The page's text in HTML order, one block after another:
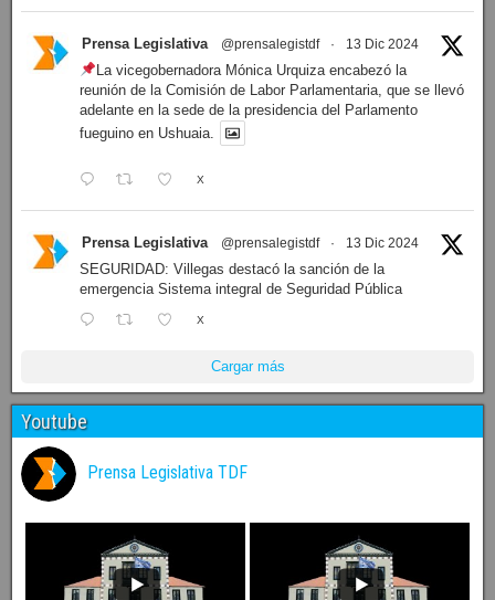
Prensa Legislativa @prensalegistdf · 13 Dic 2024
La vicegobernadora Mónica Urquiza encabezó la
reunión de la Comisión de Labor Parlamentaria, que se llevó
adelante en la sede de la presidencia del Parlamento
fueguino en Ushuaia.
X
Prensa Legislativa @prensalegistdf · 13 Dic 2024
SEGURIDAD: Villegas destacó la sanción de la
emergencia Sistema integral de Seguridad Pública
X
Cargar más
Youtube
Prensa Legislativa TDF